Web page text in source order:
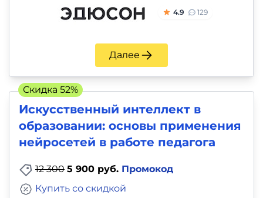
4.9 129
Далее
Искусственный интеллект в
образовании: основы применения
нейросетей в работе педагога
12 300 5 900 руб. Промокод
Купить со скидкой
Скидка 52%